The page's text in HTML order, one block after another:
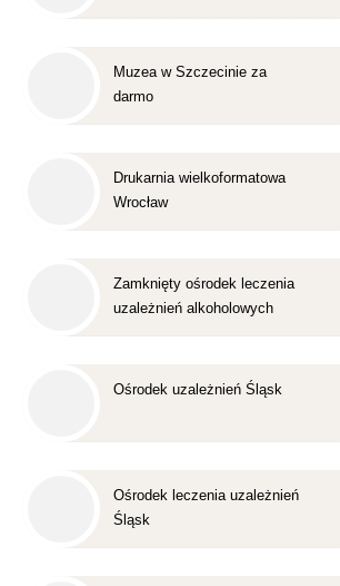
Muzea w Szczecinie za
darmo
Drukarnia wielkoformatowa
Wrocław
Zamknięty ośrodek leczenia
uzależnień alkoholowych
Ośrodek uzależnień Śląsk
Ośrodek leczenia uzależnień
Śląsk